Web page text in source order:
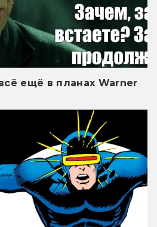
ещё в планах Warner